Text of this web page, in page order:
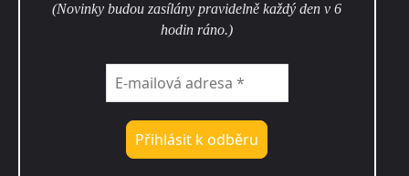
(Novinky budou zasílány pravidelně každý den v 6
hodin ráno.)